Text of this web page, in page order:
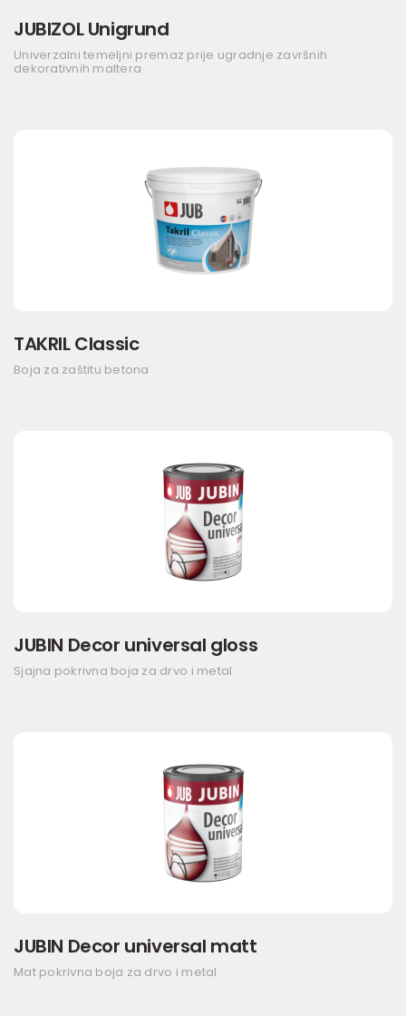
JUBIZOL Unigrund
Univerzalni temeljni premaz prije ugradnje završnih
dekorativnih maltera
TAKRIL Classic
Boja za zaštitu betona
JUBIN Decor universal gloss
Sjajna pokrivna boja za drvo i metal
JUBIN Decor universal matt
Mat pokrivna boja za drvo i metal